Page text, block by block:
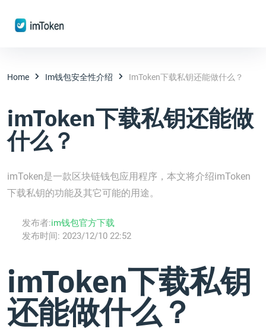
Home Im钱包安全性介绍 ImToken下载私钥还能做什么？
imToken下载私钥还能做
什么？
imToken是一款区块链钱包应用程序，本文将介绍imToken
下载私钥的功能及其它可能的用途。
发布者:im钱包官方下载
发布时间: 2023/12/10 22:52
imToken下载私钥
还能做什么？